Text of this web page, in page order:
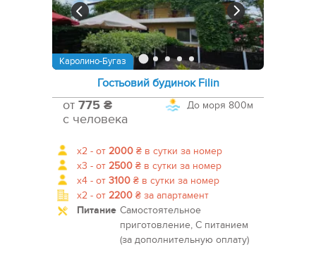
Каролино-Бугаз
Гостьовий будинок Filin
До моря 800м
от 775 ₴
с человека
x2 - от 2000 ₴ в сутки за номер
x3 - от 2500 ₴ в сутки за номер
x4 - от 3100 ₴ в сутки за номер
x2 - от 2200 ₴ за апартамент
Питание Самостоятельное
приготовление, С питанием
(за дополнительную оплату)